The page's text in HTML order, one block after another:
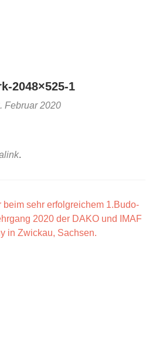
2048×525-1
Februar 2020
.
beim sehr erfolgreichem 1.Budo-
2020 der DAKO und IMAF
in Zwickau, Sachsen.